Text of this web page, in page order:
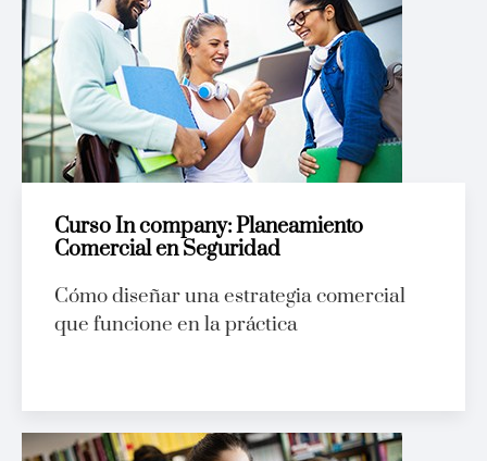
Curso In company: Planeamiento
Comercial en Seguridad
Cómo diseñar una estrategia comercial
que funcione en la práctica